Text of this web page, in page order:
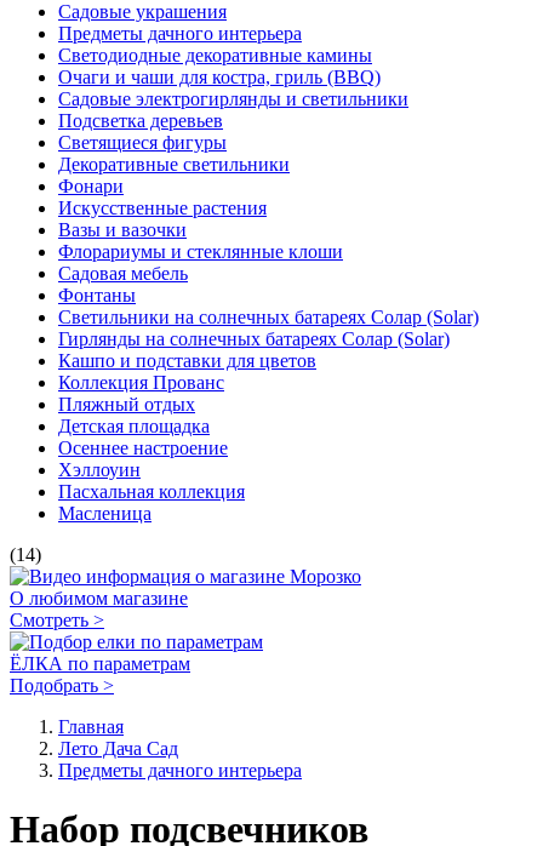
Садовые украшения
Предметы дачного интерьера
Светодиодные декоративные камины
Очаги и чаши для костра, гриль (BBQ)
Садовые электрогирлянды и светильники
Подсветка деревьев
Светящиеся фигуры
Декоративные светильники
Фонари
Искусственные растения
Вазы и вазочки
Флорариумы и стеклянные клоши
Садовая мебель
Фонтаны
Светильники на солнечных батареях Солар (Solar)
Гирлянды на солнечных батареях Солар (Solar)
Кашпо и подставки для цветов
Коллекция Прованс
Пляжный отдых
Детская площадка
Осеннее настроение
Хэллоуин
Пасхальная коллекция
Масленица
(14)
О любимом магазине
Смотреть >
ЁЛКА по параметрам
Подобрать >
Главная
Лето Дача Сад
Предметы дачного интерьера
Набор подсвечников